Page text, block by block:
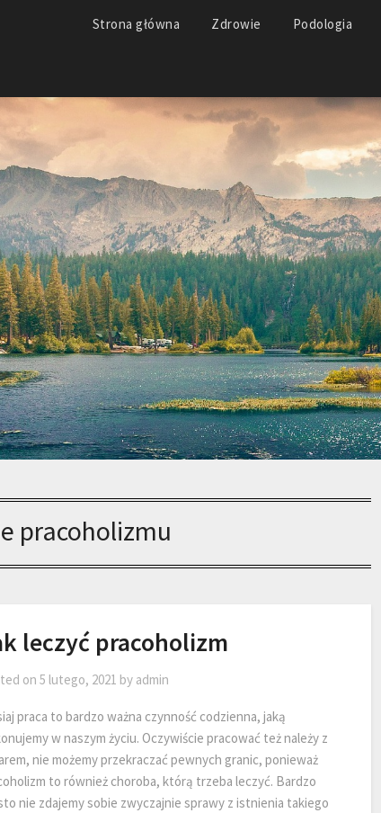
Strona główna Zdrowie Podologia
pracoholizmu
leczyć pracoholizm
on 5 lutego, 2021 by admin
praca to bardzo ważna czynność codzienna, jaką
w naszym życiu. Oczywiście pracować też należy z
nie możemy przekraczać pewnych granic, ponieważ
to również choroba, którą trzeba leczyć. Bardzo
nie zdajemy sobie zwyczajnie sprawy z istnienia takiego